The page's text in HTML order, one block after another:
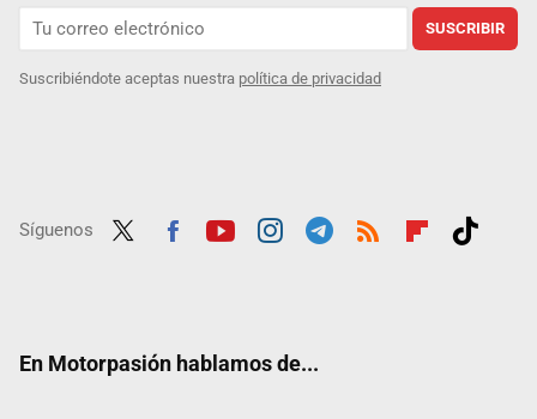
SUSCRIBIR
Suscribiéndote aceptas nuestra política de privacidad
Síguenos
En Motorpasión hablamos de...